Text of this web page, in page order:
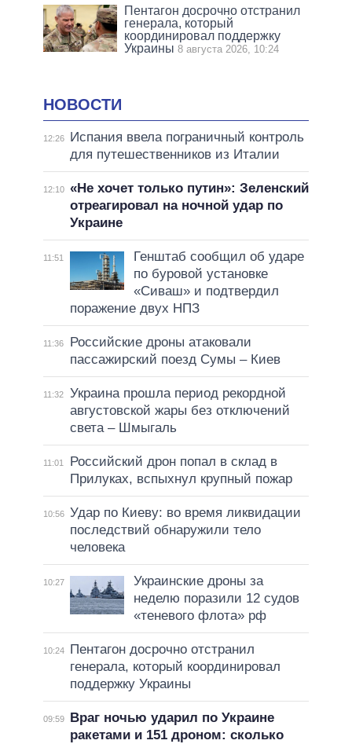
Пентагон досрочно отстранил
генерала, который
координировал поддержку
Украины 8 августа 2026, 10:24
НОВОСТИ
12:26
Испания ввела пограничный контроль
для путешественников из Италии
12:10 «Не хочет только путин»: Зеленский
отреагировал на ночной удар по
Украине
11:51
Генштаб сообщил об ударе
по буровой установке
«Сиваш» и подтвердил
поражение двух НПЗ
11:36
Российские дроны атаковали
пассажирский поезд Сумы – Киев
11:32
Украина прошла период рекордной
августовской жары без отключений
света – Шмыгаль
11:01
Российский дрон попал в склад в
Прилуках, вспыхнул крупный пожар
10:56 Удар по Киеву: во время ликвидации
последствий обнаружили тело
человека
10:27
Украинские дроны за
неделю поразили 12 судов
«теневого флота» рф
10:24
Пентагон досрочно отстранил
генерала, который координировал
поддержку Украины
09:59
Враг ночью ударил по Украине
ракетами и 151 дроном: сколько